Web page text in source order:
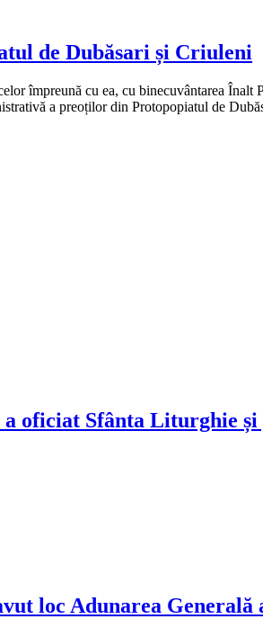
de Dubăsari și Criuleni
împreună cu ea, cu binecuvântarea
a preoților din Protopopiatul de
oficiat Sfânta Liturghie
loc Adunarea